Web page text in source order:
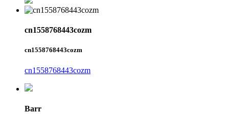
cn1558768443cozm
cn1558768443cozm
cn1558768443cozm
Barr